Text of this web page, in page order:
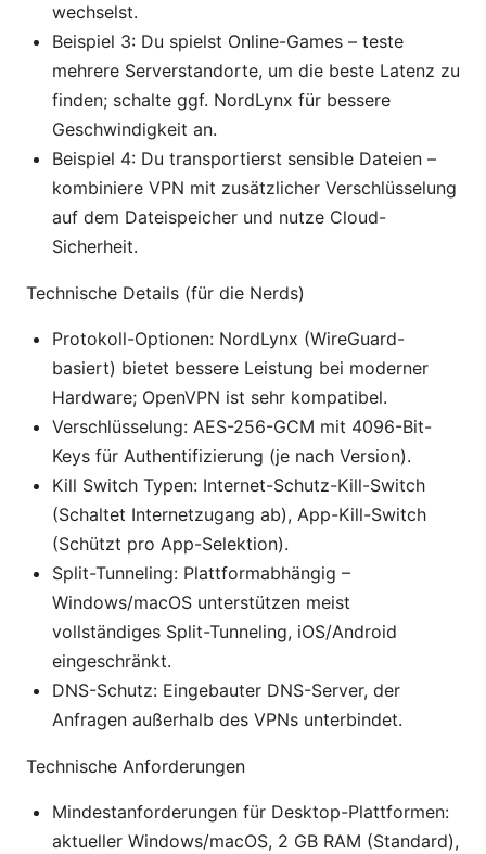
wechselst.
Beispiel 3: Du spielst Online-Games – teste
mehrere Serverstandorte, um die beste Latenz zu
finden; schalte ggf. NordLynx für bessere
Geschwindigkeit an.
Beispiel 4: Du transportierst sensible Dateien –
kombiniere VPN mit zusätzlicher Verschlüsselung
auf dem Dateispeicher und nutze Cloud-
Sicherheit.
Technische Details (für die Nerds)
Protokoll-Optionen: NordLynx (WireGuard-
basiert) bietet bessere Leistung bei moderner
Hardware; OpenVPN ist sehr kompatibel.
Verschlüsselung: AES-256-GCM mit 4096-Bit-
Keys für Authentifizierung (je nach Version).
Kill Switch Typen: Internet-Schutz-Kill-Switch
(Schaltet Internetzugang ab), App-Kill-Switch
(Schützt pro App-Selektion).
Split-Tunneling: Plattformabhängig –
Windows/macOS unterstützen meist
vollständiges Split-Tunneling, iOS/Android
eingeschränkt.
DNS-Schutz: Eingebauter DNS-Server, der
Anfragen außerhalb des VPNs unterbindet.
Technische Anforderungen
Mindestanforderungen für Desktop-Plattformen:
aktueller Windows/macOS, 2 GB RAM (Standard),